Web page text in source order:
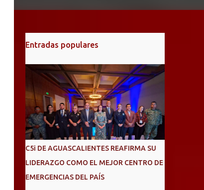
Entradas populares
C5i DE AGUASCALIENTES REAFIRMA SU
LIDERAZGO COMO EL MEJOR CENTRO DE
EMERGENCIAS DEL PAÍS